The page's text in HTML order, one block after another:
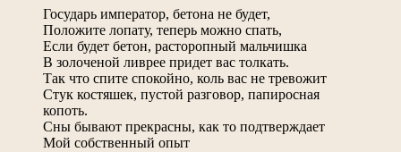
Государь император, бетона не будет,
Положите лопату, теперь можно спать,
Если будет бетон, расторопный мальчишка
В золоченой ливрее придет вас толкать.
Так что спите спокойно, коль вас не тревожит
Стук костяшек, пустой разговор, папиросная
копоть.
Сны бывают прекрасны, как то подтверждает
Мой собственный опыт